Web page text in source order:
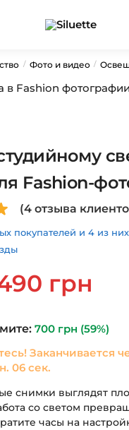
/ Фото и видео /
Fashion-
(4отзыва
покупателей и 4 из
Первоначальная
цена
грн.
грн
700 грн (59%)
Заканчивается
05 сек.
снимки выглядят
со светом
часы на